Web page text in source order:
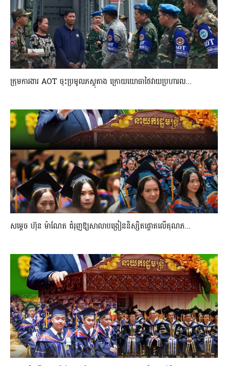
ក្រុមការងារ AOT ចុះប្រមូលភស្តុតាង ក្រោយយោធាថៃវាយប្រហារល...
សម្តេច ហ៊ុន ម៉ាណែត ជំរុញឱ្យសាលាបង្រៀននិស្សិតផ្តោតលើគុណភ...